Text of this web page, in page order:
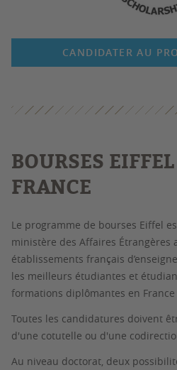
CANDIDATER AU
BOURSES
FRANCE
Le programme de bourses Eiffel
ministère des Affaires Étrangères
établissements français
les meilleurs étudiantes et
formations diplômantes en France
Toutes les candidatures doivent
d'une cotutelle ou d'une
Au niveau doctorat, deux